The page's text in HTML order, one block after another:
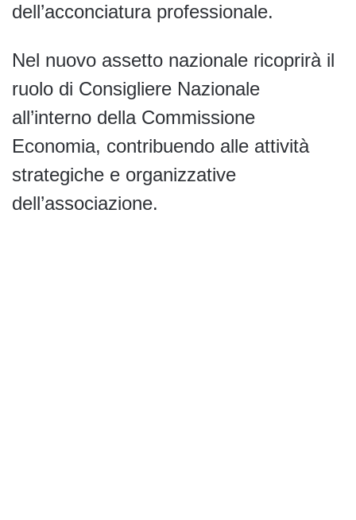
dell’acconciatura professionale.
Nel nuovo assetto nazionale ricoprirà il
ruolo di Consigliere Nazionale
all’interno della Commissione
Economia, contribuendo alle attività
strategiche e organizzative
dell’associazione.